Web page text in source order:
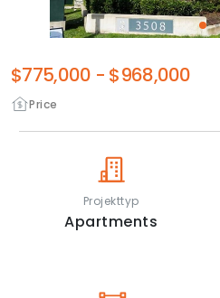
Price
$775,000 - $968,000
Projekttyp
Apartments